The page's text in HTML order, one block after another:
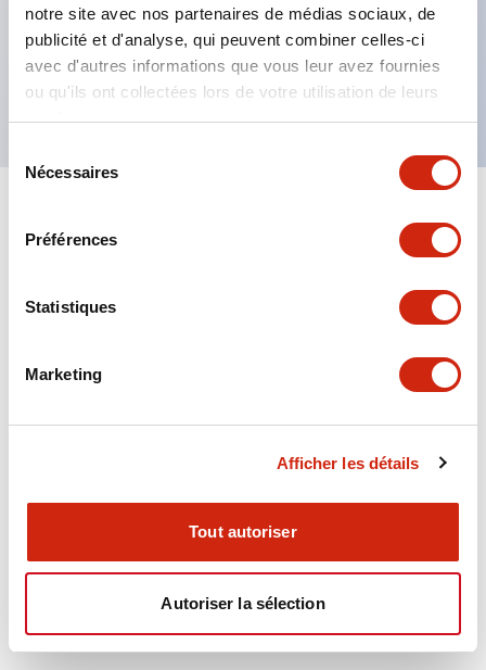
notre site avec nos partenaires de médias sociaux, de
publicité et d'analyse, qui peuvent combiner celles-ci
avec d'autres informations que vous leur avez fournies
ou qu'ils ont collectées lors de votre utilisation de leurs
services.
Nécessaires
Préférences
Statistiques
Marketing
Afficher les détails
Tout autoriser
Autoriser la sélection
Structure de sécurité de 3e génération :
déclenchement à 2 actions, garde intégrée,
structure de protection des doigts IP20.
Tout développer+
Functional Specifications
Mounting and Installation Specifications
Documents et fichiers